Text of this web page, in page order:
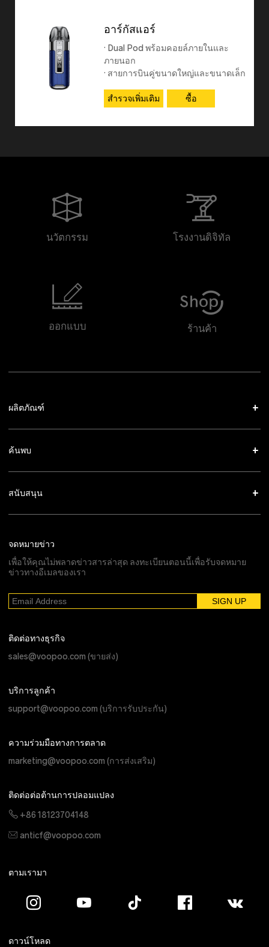
อาร์กัสแอร์
· Dual Pod พร้อมคอยล์ภายในและ
ภายนอก
· สายการบินคู่ขนาดใหญ่และขนาดเล็ก
สำรวจเพิ่มเติม
ซื้อ
นวัตกรรม โรงงานดิจิทัล
ออกแบบ ร้านค้า
ผลิตภัณฑ์
ค้นพบ
สนับสนุน
จดหมายข่าว
เพื่อให้คุณไม่พลาดข่าวสารล่าสุด ลงทะเบียนตอนนี้เพื่อรับจดหมาย
ข่าวทางอีเมลของเรา
ติดต่อทางธุรกิจ
sales@voopoo.com(ขายส่ง)
บริการลูกค้า
support@voopoo.com(บริการรับประกัน)
ความร่วมมือทางการตลาด
marketing@voopoo.com(การส่งเสริม)
ติดต่อต่อต้านการปลอมแปลง
+86 18123704148
anticf@voopoo.com
ตามเรามา
ดาวน์โหลด